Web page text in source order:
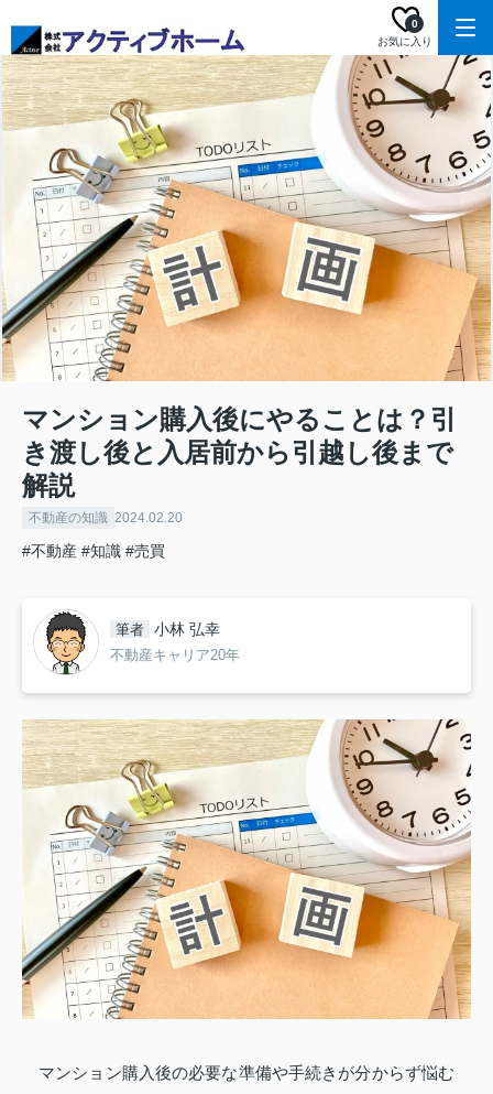
お気に入り
0
マンション購入後にやることは？引
き渡し後と入居前から引越し後まで
解説
不動産の知識 2024.02.20
#不動産 #知識 #売買
筆者 小林 弘幸
不動産キャリア20年
マンション購入後の必要な準備や手続きが分からず悩む